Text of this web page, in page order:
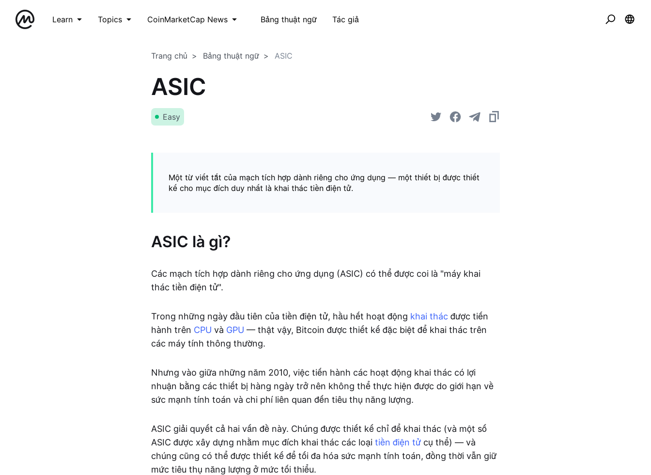
Learn Topics CoinMarketCap News Bảng thuật ngữ Tác giả
Trang chủ Bảng thuật ngữ ASIC
ASIC
Easy
Một từ viết tắt của mạch tích hợp dành riêng cho ứng dụng — một thiết bị được thiết
kế cho mục đích duy nhất là khai thác tiền điện tử.
ASIC là gì?
Các mạch tích hợp dành riêng cho ứng dụng (ASIC) có thể được coi là "máy khai
thác tiền điện tử".
Trong những ngày đầu tiên của tiền điện tử, hầu hết hoạt động khai thác được tiến
hành trên CPU và GPU — thật vậy, Bitcoin được thiết kế đặc biệt để khai thác trên
các máy tính thông thường.
Nhưng vào giữa những năm 2010, việc tiến hành các hoạt động khai thác có lợi
nhuận bằng các thiết bị hàng ngày trở nên không thể thực hiện được do giới hạn về
sức mạnh tính toán và chi phí liên quan đến tiêu thụ năng lượng.
ASIC giải quyết cả hai vấn đề này. Chúng được thiết kế chỉ để khai thác (và một số
ASIC được xây dựng nhằm mục đích khai thác các loại tiền điện tử cụ thể) — và
chúng cũng có thể được thiết kế để tối đa hóa sức mạnh tính toán, đồng thời vẫn giữ
mức tiêu thụ năng lượng ở mức tối thiểu.